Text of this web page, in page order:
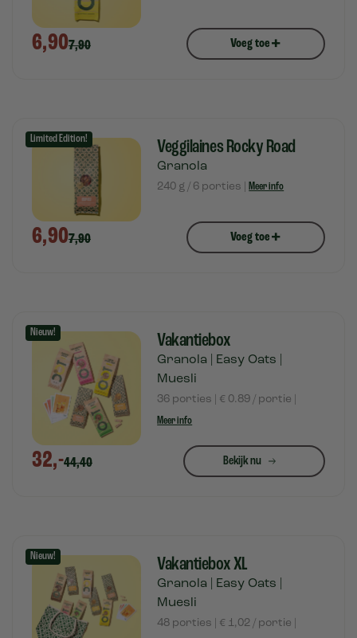
6,907,90 Voeg toe+
Limited Edition! Veggilaines Rocky Road
Granola
240 g / 6 porties | Meer info
6,907,90 Voeg toe+
Nieuw! Vakantiebox
Granola | Easy Oats |
Muesli
36 porties | € 0.89 / portie |
Meer info
32,-44,40 Bekijk nu
Nieuw! Vakantiebox XL
Granola | Easy Oats |
Muesli
48 porties | € 1,02 / portie |